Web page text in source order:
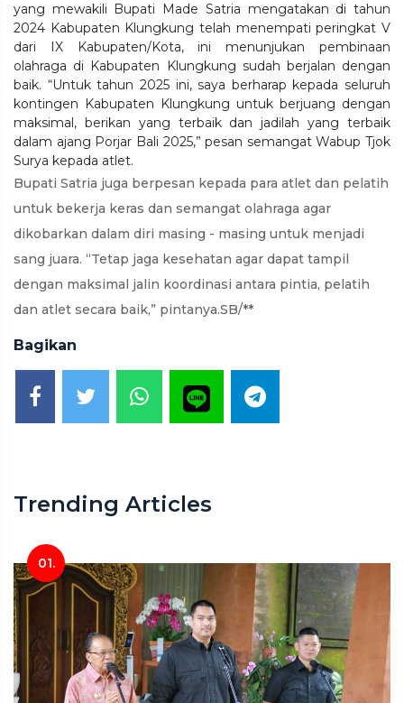
yang mewakili Bupati Made Satria mengatakan di tahun
2024 Kabupaten Klungkung telah menempati peringkat V
dari IX Kabupaten/Kota, ini menunjukan pembinaan
olahraga di Kabupaten Klungkung sudah berjalan dengan
baik. “Untuk tahun 2025 ini, saya berharap kepada seluruh
kontingen Kabupaten Klungkung untuk berjuang dengan
maksimal, berikan yang terbaik dan jadilah yang terbaik
dalam ajang Porjar Bali 2025,” pesan semangat Wabup Tjok
Surya kepada atlet.
Bupati Satria juga berpesan kepada para atlet dan pelatih
untuk bekerja keras dan semangat olahraga agar
dikobarkan dalam diri masing - masing untuk menjadi
sang juara. “Tetap jaga kesehatan agar dapat tampil
dengan maksimal jalin koordinasi antara pintia, pelatih
dan atlet secara baik,” pintanya.SB/**
Bagikan
Trending Articles
01.